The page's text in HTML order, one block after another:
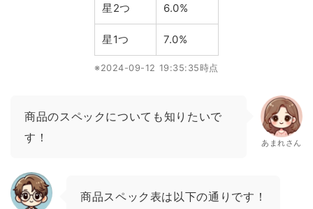
星2つ 6.0%
星1つ 7.0%
※2024-09-12 19:35:35時点
商品のスペックについても知りたいで
す！
あまれさん
商品スペック表は以下の通りです！